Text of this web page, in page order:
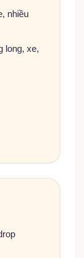
nhiều
long, xe,